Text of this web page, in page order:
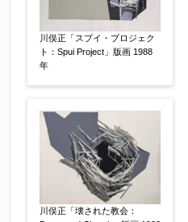
制作年 【任意】
すぐに売りたい
その他
他社様の査定価格
川俣正「スプイ・プロジェク
ト：Spui Project」版画 1988
年
川俣正「壊された教会：